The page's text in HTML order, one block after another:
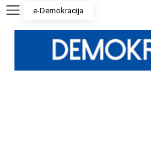
e-Demokracija